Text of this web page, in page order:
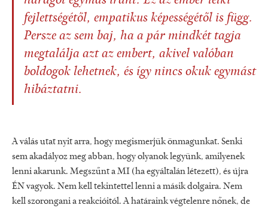
fejlettségétől, empatikus képességétől is függ.
Persze az sem baj, ha a pár mindkét tagja
megtalálja azt az embert, akivel valóban
boldogok lehetnek, és így nincs okuk egymást
hibáztatni.
A válás utat nyit arra, hogy megismerjük önmagunkat. Senki
sem akadályoz meg abban, hogy olyanok legyünk, amilyenek
lenni akarunk. Megszűnt a MI (ha egyáltalán létezett), és újra
ÉN vagyok. Nem kell tekintettel lenni a másik dolgaira. Nem
kell szorongani a reakcióitól. A határaink végtelenre nőnek, de